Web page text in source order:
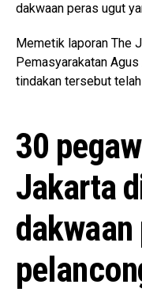
dakwaan peras ugut
Memetik laporan The
Pemasyarakatan
tindakan tersebut
30
Jakarta